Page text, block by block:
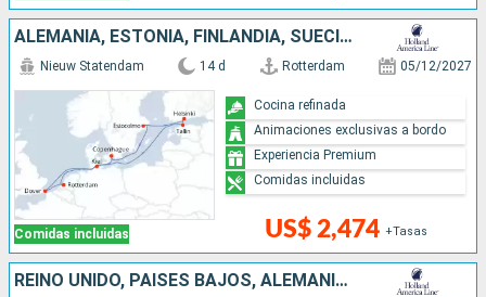
ALEMANIA, ESTONIA, FINLANDIA, SUECIA, DINAMARCA, REINO UNIDO, PAISES BAJOS
Comidas incluidas
Nieuw Statendam 14 d Rotterdam 05/12/2027
US$ 2,474 +Tasas
Cocina refinada
Animaciones exclusivas a bordo
Experiencia Premium
Comidas incluidas
REINO UNIDO, PAISES BAJOS, ALEMANIA, ESTONIA, FINLANDIA, SUECIA, DINAMARCA